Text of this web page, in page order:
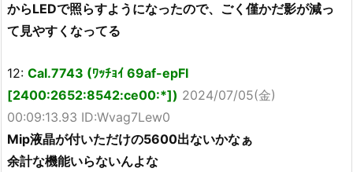
からLEDで照らすようになったので、ごく僅かだ影が減っ
て見やすくなってる
12: Cal.7743 (ﾜｯﾁｮｲ 69af-epFI
[2400:2652:8542:ce00:*]) 2024/07/05(金)
00:09:13.93 ID:Wvag7Lew0
Mip液晶が付いただけの5600出ないかなぁ
余計な機能いらないんよな